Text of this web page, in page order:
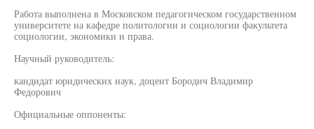
Работа выполнена в Московском педагогическом государственном
университете на кафедре политологии и социологии факультета
социологии, экономики и права.
Научный руководитель:
кандидат юридических наук, доцент Бородич Владимир
Федорович
Официальные оппоненты: